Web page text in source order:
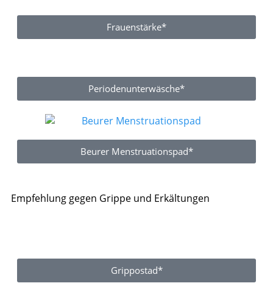
Frauenstärke*
Periodenunterwäsche*
Beurer Menstruationspad*
Empfehlung gegen Grippe und Erkältungen
Grippostad*